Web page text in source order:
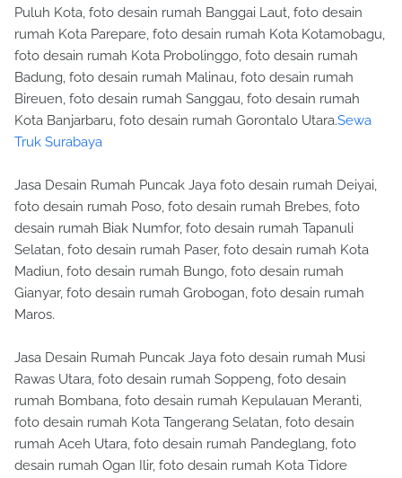
Puluh Kota, foto desain rumah Banggai Laut, foto desain
rumah Kota Parepare, foto desain rumah Kota Kotamobagu,
foto desain rumah Kota Probolinggo, foto desain rumah
Badung, foto desain rumah Malinau, foto desain rumah
Bireuen, foto desain rumah Sanggau, foto desain rumah
Kota Banjarbaru, foto desain rumah Gorontalo Utara.Sewa
Truk Surabaya
Jasa Desain Rumah Puncak Jaya foto desain rumah Deiyai,
foto desain rumah Poso, foto desain rumah Brebes, foto
desain rumah Biak Numfor, foto desain rumah Tapanuli
Selatan, foto desain rumah Paser, foto desain rumah Kota
Madiun, foto desain rumah Bungo, foto desain rumah
Gianyar, foto desain rumah Grobogan, foto desain rumah
Maros.
Jasa Desain Rumah Puncak Jaya foto desain rumah Musi
Rawas Utara, foto desain rumah Soppeng, foto desain
rumah Bombana, foto desain rumah Kepulauan Meranti,
foto desain rumah Kota Tangerang Selatan, foto desain
rumah Aceh Utara, foto desain rumah Pandeglang, foto
desain rumah Ogan Ilir, foto desain rumah Kota Tidore